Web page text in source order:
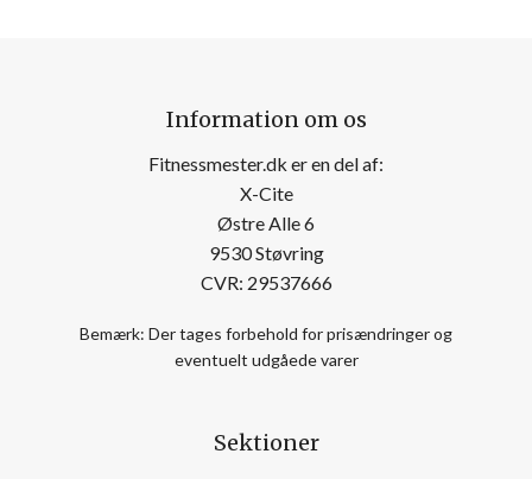
Information om os
Fitnessmester.dk er en del af:
X-Cite
Østre Alle 6
9530 Støvring
CVR: 29537666
Bemærk: Der tages forbehold for prisændringer og
eventuelt udgåede varer
Sektioner